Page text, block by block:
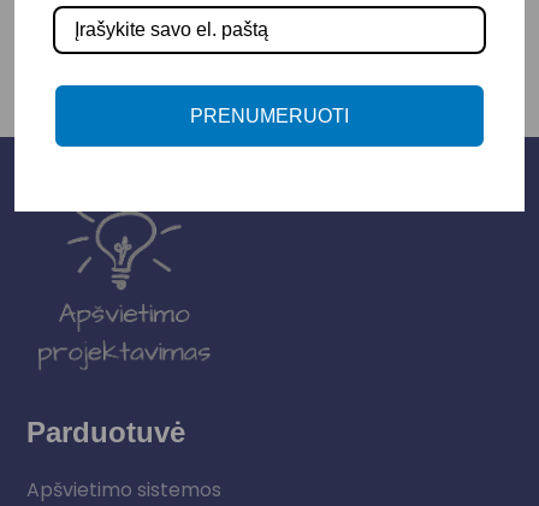
Parduotuvė
Apšvietimo sistemos
PRENUMERUOTI